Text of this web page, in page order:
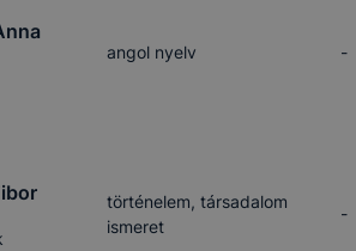
angol nyelv -
történelem, társadalom
ismeret
-